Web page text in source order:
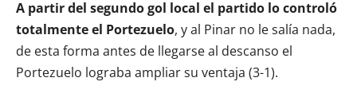
A partir del segundo gol local el partido lo controló
totalmente el Portezuelo, y al Pinar no le salía nada,
de esta forma antes de llegarse al descanso el
Portezuelo lograba ampliar su ventaja (3-1).